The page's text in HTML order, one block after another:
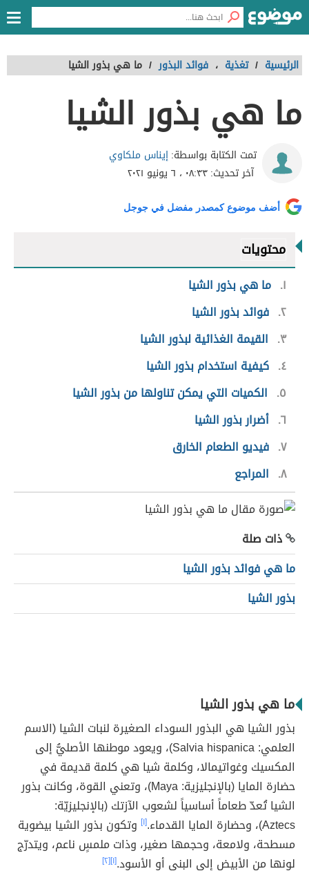
الرئيسية / تغذية ، فوائد البذور / ما هي بذور الشيا
ما هي بذور الشيا
تمت الكتابة بواسطة:إيناس ملكاوي
آخر تحديث:٠٨:٣٣ ، ٦ يونيو ٢٠٢١
أضف موضوع كمصدر مفضل في جوجل
محتويات
١ ما هي بذور الشيا
٢ فوائد بذور الشيا
٣
القيمة الغذائية لبذور الشيا
٤ كيفية استخدام بذور الشيا
٥
الكميات التي يمكن تناولها من بذور الشيا
٦ أضرار بذور الشيا
٧ فيديو الطعام الخارق
٨ المراجع
ذات صلة
ما هي فوائد بذور الشيا
بذور الشيا
ما هي بذور الشيا
بذور الشيا هي البذور السوداء الصغيرة لنبات الشيا (الاسم
العلمي: Salvia hispanica)، ويعود موطنها الأصليُّ إلى
المكسيك وغواتيمالا، وكلمة شيا هي كلمة قديمة في
حضارة المايا (بالإنجليزية: Maya)، وتعني القوة، وكانت بذور
الشيا تُعدّ طعاماً أساسياً لشعوب الآزتك (بالإنجليزيّة:
Aztecs)، وحضارة المايا القدماء.
[١] وتكون بذور الشيا بيضوية
مسطحة، ولامعة، وحجمها صغير، وذات ملمسٍ ناعم، ويتدرّج
لونها من الأبيض إلى البني أو الأسود.[١] [٢]